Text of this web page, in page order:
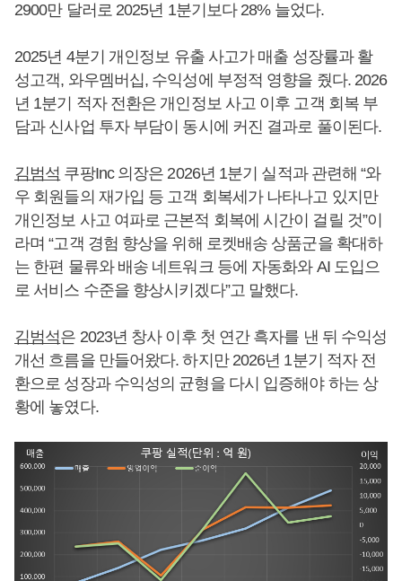
2900만 달러로 2025년 1분기보다 28% 늘었다.
2025년 4분기 개인정보 유출 사고가 매출 성장률과 활
성고객, 와우멤버십, 수익성에 부정적 영향을 줬다. 2026
년 1분기 적자 전환은 개인정보 사고 이후 고객 회복 부
담과 신사업 투자 부담이 동시에 커진 결과로 풀이된다.
김범석 쿠팡Inc 의장은 2026년 1분기 실적과 관련해 “와
우 회원들의 재가입 등 고객 회복세가 나타나고 있지만
개인정보 사고 여파로 근본적 회복에 시간이 걸릴 것”이
라며 “고객 경험 향상을 위해 로켓배송 상품군을 확대하
는 한편 물류와 배송 네트워크 등에 자동화와 AI 도입으
로 서비스 수준을 향상시키겠다”고 말했다.
김범석은 2023년 창사 이후 첫 연간 흑자를 낸 뒤 수익성
개선 흐름을 만들어왔다. 하지만 2026년 1분기 적자 전
환으로 성장과 수익성의 균형을 다시 입증해야 하는 상
황에 놓였다.